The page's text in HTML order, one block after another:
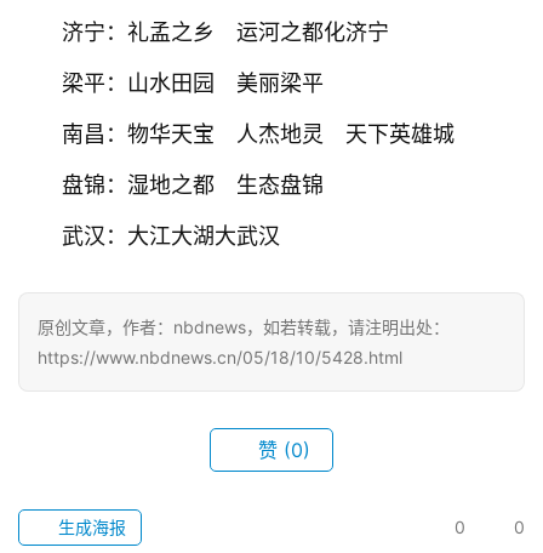
济宁：礼孟之乡　运河之都化济宁
梁平：山水田园　美丽梁平
南昌：物华天宝　人杰地灵　天下英雄城
盘锦：湿地之都　生态盘锦
武汉：大江大湖大武汉
原创文章，作者：nbdnews，如若转载，请注明出处：
https://www.nbdnews.cn/05/18/10/5428.html
赞 (0)
0 0
生成海报